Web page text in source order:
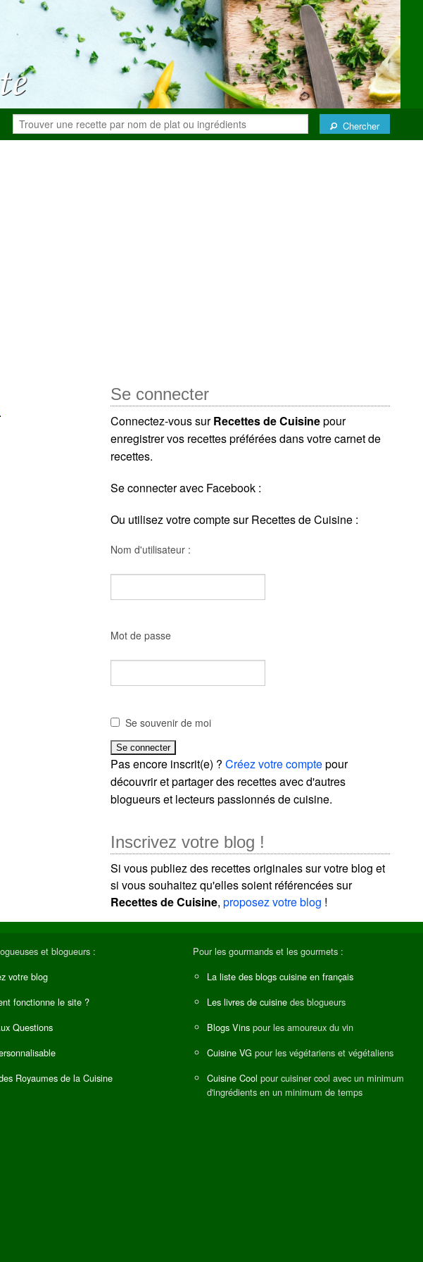
Chercher
.
Se connecter
Connectez-vous surRecettes de Cuisinepour
enregistrer vos recettes préférées dans votre carnet de
recettes.
Se connecter avec Facebook :
Ou utilisez votre compte sur Recettes de Cuisine :
Nom d'utilisateur :
Mot de passe
Se souvenir de moi
Pas encore inscrit(e) ?Créez votre comptepour
découvrir et partager des recettes avec d'autres
blogueurs et lecteurs passionnés de cuisine.
Inscrivez votre blog !
Si vous publiez des recettes originales sur votre blog et
si vous souhaitez qu'elles soient référencées sur
Recettes de Cuisine,proposez votre blog !
et blogueurs :
votre blog
fonctionne le site ?
Questions
Royaumes de la Cuisine
Pour les gourmands et les gourmets :
La liste des blogs cuisine en français
Les livres de cuisine des blogueurs
Blogs Vins pour les amoureux du vin
Cuisine VG pour les végétariens et végétaliens
Cuisine Cool pour cuisiner cool avec un minimum
d'ingrédients en un minimum de temps